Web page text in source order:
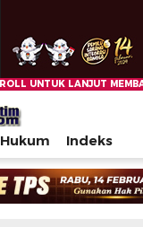
Hukum Indeks